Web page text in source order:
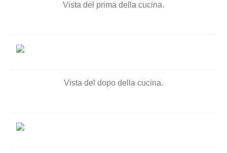
Vista del prima della cucina.
Vista del dopo della cucina.